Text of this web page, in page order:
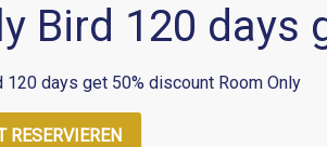
Bird 120 days
120 days get 50% discount Room Only
RESERVIEREN